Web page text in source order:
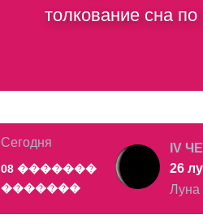
толкование сна
Сегодня
08 �������
�������
IV
26
Луна